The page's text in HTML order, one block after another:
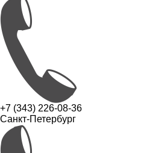
+7 (343) 226-08-36
Санкт-Петербург